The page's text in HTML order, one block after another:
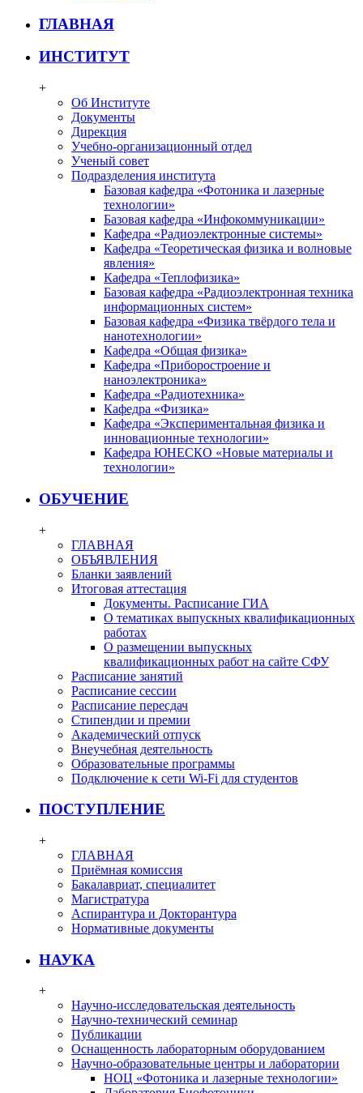
ГЛАВНАЯ
ИНСТИТУТ
+
Об Институте
Документы
Дирекция
Учебно-организационный отдел
Ученый совет
Подразделения института
Базовая кафедра «Фотоника и лазерные
технологии»
Базовая кафедра «Инфокоммуникации»
Кафедра «Радиоэлектронные системы»
Кафедра «Теоретическая физика и волновые
явления»
Кафедра «Теплофизика»
Базовая кафедра «Радиоэлектронная техника
информационных систем»
Базовая кафедра «Физика твёрдого тела и
нанотехнологии»
Кафедра «Общая физика»
Кафедра «Приборостроение и
наноэлектроника»
Кафедра «Радиотехника»
Кафедра «Физика»
Кафедра «Экспериментальная физика и
инновационные технологии»
Кафедра ЮНЕСКО «Новые материалы и
технологии»
ОБУЧЕНИЕ
+
ГЛАВНАЯ
ОБЪЯВЛЕНИЯ
Бланки заявлений
Итоговая аттестация
Документы. Расписание ГИА
О тематиках выпускных квалификационных
работах
О размещении выпускных
квалификационных работ на сайте СФУ
Расписание занятий
Расписание сессии
Расписание пересдач
Стипендии и премии
Академический отпуск
Внеучебная деятельность
Образовательные программы
Подключение к сети Wi-Fi для студентов
ПОСТУПЛЕНИЕ
+
ГЛАВНАЯ
Приёмная комиссия
Бакалавриат, специалитет
Магистратура
Аспирантура и Докторантура
Нормативные документы
НАУКА
+
Научно-исследовательская деятельность
Научно-технический семинар
Публикации
Оснащенность лабораторным оборудованием
Научно-образовательные центры и лаборатории
НОЦ «Фотоника и лазерные технологии»